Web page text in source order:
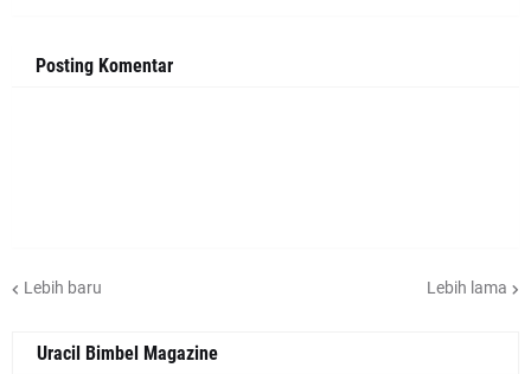
Posting Komentar
Lebih baru Lebih lama
Uracil Bimbel Magazine